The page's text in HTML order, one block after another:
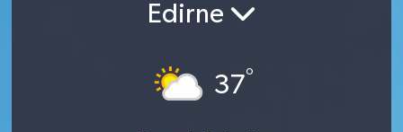
Edirne
37°